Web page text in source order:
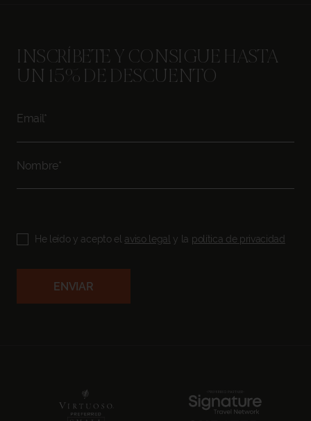
INSCRÍBETE Y CONSIGUE HASTA
UN 15% DE DESCUENTO
He leído y acepto el aviso legal y la política de privacidad
ENVIAR